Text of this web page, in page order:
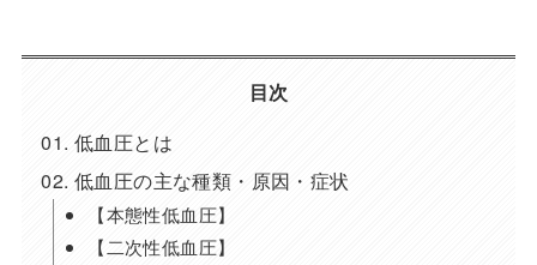
目次
低血圧とは
低血圧の主な種類・原因・症状
【本態性低血圧】
【二次性低血圧】